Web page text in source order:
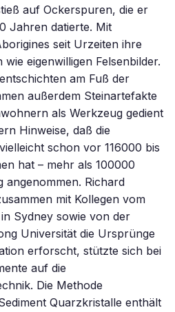
auf Ockerspuren, die er
Jahren datierte. Mit
seit Urzeiten ihre
eigenwilligen Felsenbilder.
am Fuß der
außerdem Steinartefakte
als Werkzeug gedient
Hinweise, daß die
schon vor 116000 bis
hat – mehr als 100000
Richard
mit Kollegen vom
Sydney sowie von der
Universität die Ursprünge
erforscht, stützte sich bei
auf die
Die Methode
Quarzkristalle enthält